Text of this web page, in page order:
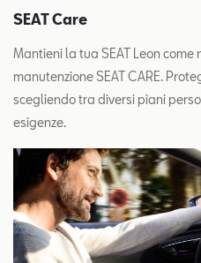
SEAT Care
Mantieni la tua SEAT Leon
manutenzione SEAT CARE.
scegliendo tra diversi piani
esigenze.